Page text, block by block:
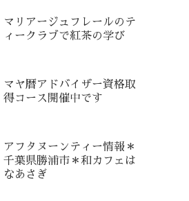
マリアージュフレールのテ
ィークラブで紅茶の学び
マヤ暦アドバイザー資格取
得コース開催中です
アフタヌーンティー情報＊
千葉県勝浦市＊和カフェは
なあさぎ